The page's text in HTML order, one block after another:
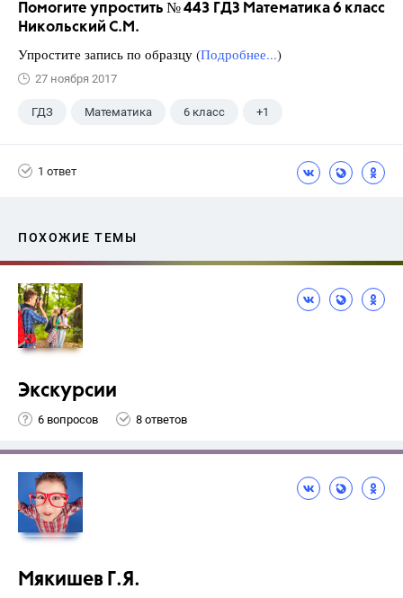
Помогите упростить № 443 ГДЗ Математика 6 класс
Никольский С.М.
Упростите запись по образцу (Подробнее...)
27 ноября 2017
ГДЗ Математика 6 класс +1
1 ответ
ПОХОЖИЕ ТЕМЫ
Экскурсии
6 вопросов 8 ответов
Мякишев Г.Я.